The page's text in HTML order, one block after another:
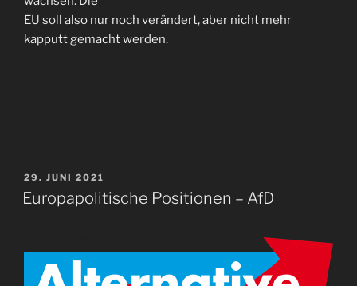
EU soll also nur noch verändert, aber nicht mehr
kapputt gemacht werden.
VERÖFFENTLICHT
AM
29. JUNI 2021
Europapolitische Positionen – AfD